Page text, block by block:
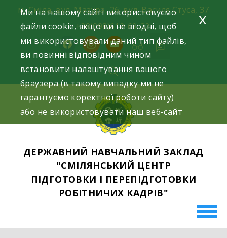
content
м. Сміла, вул. Мазура, 26; вул. Василя Стуса, 37
+38(098)612-69-32.
facebookinstagram
youtube
ДЕРЖАВНИЙ НАВЧАЛЬНИЙ ЗАКЛАД
"СМІЛЯНСЬКИЙ ЦЕНТР
ПІДГОТОВКИ І ПЕРЕПІДГОТОВКИ
РОБІТНИЧИХ КАДРІВ"
Ми на нашому сайті використовуємо
файли cookie, якщо ви не згодні, щоб
ми використовували даний тип файлів,
ви повинні відповідним чином
встановити налаштування вашого
браузера (в такому випадку ми не
гарантуємо коректної роботи сайту)
або не використовувати наш веб-сайт
x